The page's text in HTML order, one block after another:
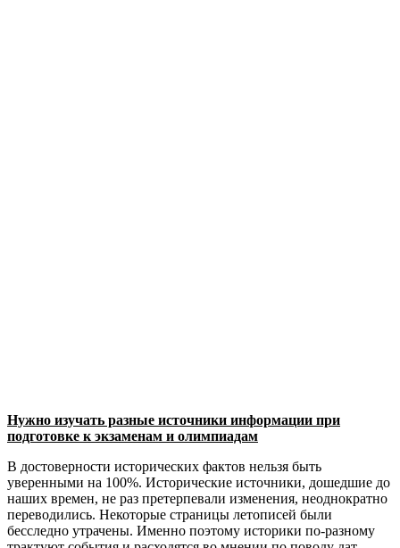
Нужно изучать разные источники информации при
подготовке к экзаменам и олимпиадам
В достоверности исторических фактов нельзя быть
уверенными на 100%. Исторические источники, дошедшие до
наших времен, не раз претерпевали изменения, неоднократно
переводились. Некоторые страницы летописей были
бесследно утрачены. Именно поэтому историки по-разному